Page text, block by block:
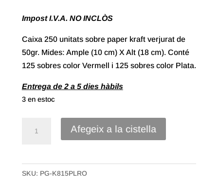
Impost I.V.A. NO INCLÒS
Caixa 250 unitats sobre paper kraft verjurat de
50gr. Mides: Ample (10 cm) X Alt (18 cm). Conté
125 sobres color Vermell i 125 sobres color Plata.
Entrega de 2 a 5 dies hàbils
3 en estoc
Paper
Kraft
Afegeix a la cistella
SKU: PG-K815PLRO